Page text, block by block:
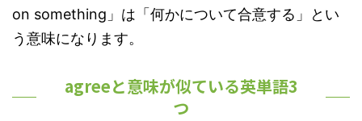
on something」は「何かについて合意する」とい
う意味になります。
agreeと意味が似ている英単語3
つ